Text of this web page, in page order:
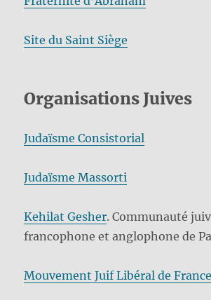
Site du Saint Siège
Organisations Juives
Judaïsme Consistorial
Judaïsme Massorti
Kehilat Gesher. Communauté
francophone et anglophone de
Mouvement Juif Libéral de France